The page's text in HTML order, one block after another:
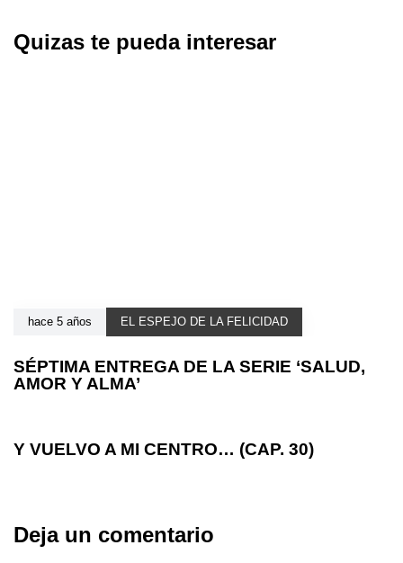
Quizas te pueda interesar
hace 5 años EL ESPEJO DE LA FELICIDAD
SÉPTIMA ENTREGA DE LA SERIE ‘SALUD,
AMOR Y ALMA’
Y VUELVO A MI CENTRO… (CAP. 30)
Deja un comentario